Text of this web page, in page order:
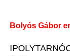
Bolyós Gábor